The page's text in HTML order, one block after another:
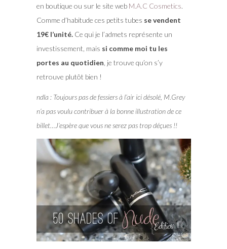
en boutique ou sur le site web M.A.C Cosmetics.
Comme d’habitude ces petits tubes se vendent
19€ l’unité. Ce qui je l’admets représente un
investissement, mais si comme moi tu les
portes au quotidien , je trouve qu’on s’y
retrouve plutôt bien !
ndla : Toujours pas de fessiers à l’air ici désolé, M.Grey
n’a pas voulu contribuer à la bonne illustration de ce
billet…J’espère que vous ne serez pas trop déçues !!